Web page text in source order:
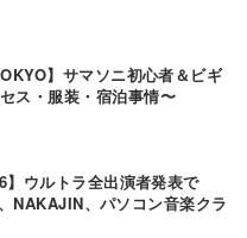
】サマソニ初心者＆ビギ
ス・服装・宿泊事情〜
】ウルトラ全出演者発表で
NAKAJIN、パソコン音楽クラ